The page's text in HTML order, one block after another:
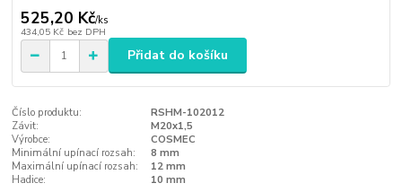
525,20 Kč/ks
434,05 Kč bez DPH
Přidat do košíku
Číslo produktu:
RSHM-102012
Závit:
M20x1,5
Výrobce:
COSMEC
Minimální upínací rozsah:
8 mm
Maximální upínací rozsah:
12 mm
Hadice:
10 mm